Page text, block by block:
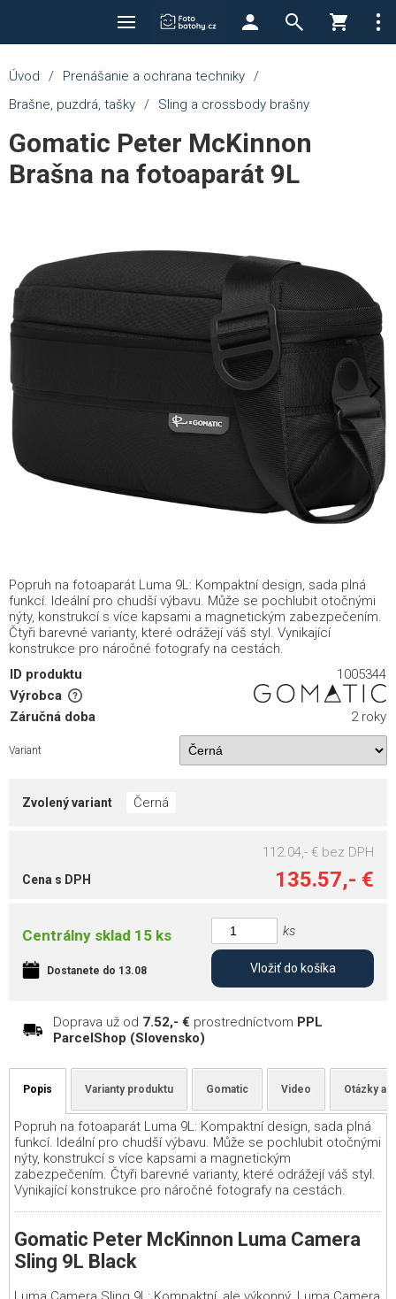
Úvod / Prenášanie a ochrana techniky /
Brašne, puzdrá, tašky / Sling a crossbody brašny
Gomatic Peter McKinnon
Brašna na fotoaparát 9L
Popruh na fotoaparát Luma 9L: Kompaktní design, sada plná
funkcí. Ideální pro chudší výbavu. Může se pochlubit otočnými
nýty, konstrukcí s více kapsami a magnetickým zabezpečením.
Čtyři barevné varianty, které odrážejí váš styl. Vynikající
konstrukce pro náročné fotografy na cestách.
ID produktu
1005344
Výrobca
Záručná doba
2 roky
Variant
Zvolený variant Černá
112.04,- € bez DPH
135.57,- €
Cena s DPH
Centrálny sklad 15 ks
Dostanete do 13.08
ks
Vložiť do košíka
Doprava už od 7.52,- € prostredníctvom PPL
ParcelShop (Slovensko)
Popis Varianty produktu Gomatic Video Otázky a
Popruh na fotoaparát Luma 9L: Kompaktní design, sada plná
funkcí. Ideální pro chudší výbavu. Může se pochlubit otočnými
nýty, konstrukcí s více kapsami a magnetickým
zabezpečením. Čtyři barevné varianty, které odrážejí váš styl.
Vynikající konstrukce pro náročné fotografy na cestách.
Gomatic Peter McKinnon Luma Camera
Sling 9L Black